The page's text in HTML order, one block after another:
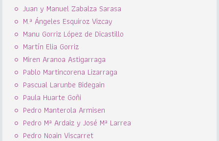
Juan y Manuel Zabalza Sarasa
M.ª Ángeles Esquiroz Vizcay
Manu Gorriz López de Dicastillo
Martín Elia Gorriz
Miren Aranoa Astigarraga
Pablo Martincorena Lizarraga
Pascual Larunbe Bidegain
Paula Huarte Goñi
Pedro Manterola Armisen
Pedro Mª Ardaiz y José Mª Larrea
Pedro Noain Viscarret